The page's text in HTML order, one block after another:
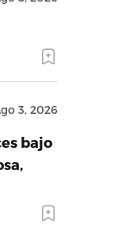
3, 2026
bajo